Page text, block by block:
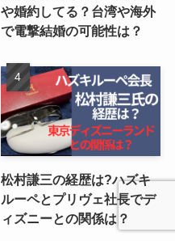
や婚約してる？台湾や海外
で電撃結婚の可能性は？
松村謙三の経歴は?ハズキ
ルーペとプリヴェ社長でデ
ィズニーとの関係は？